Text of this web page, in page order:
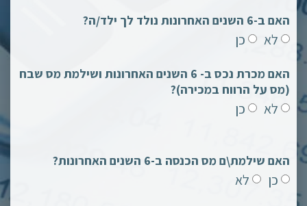
האם ב-6 השנים האחרונות נולד לך ילד/ה?
לא כן
האם מכרת נכס ב- 6 השנים האחרונות ושילמת מס שבח
(מס על הרווח במכירה)?
לא כן
האם שילמת\ם מס הכנסה ב-6 השנים האחרונות?
כן לא